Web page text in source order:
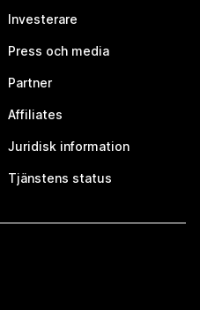
Investerare
Press och media
Partner
Affiliates
Juridisk information
Tjänstens status